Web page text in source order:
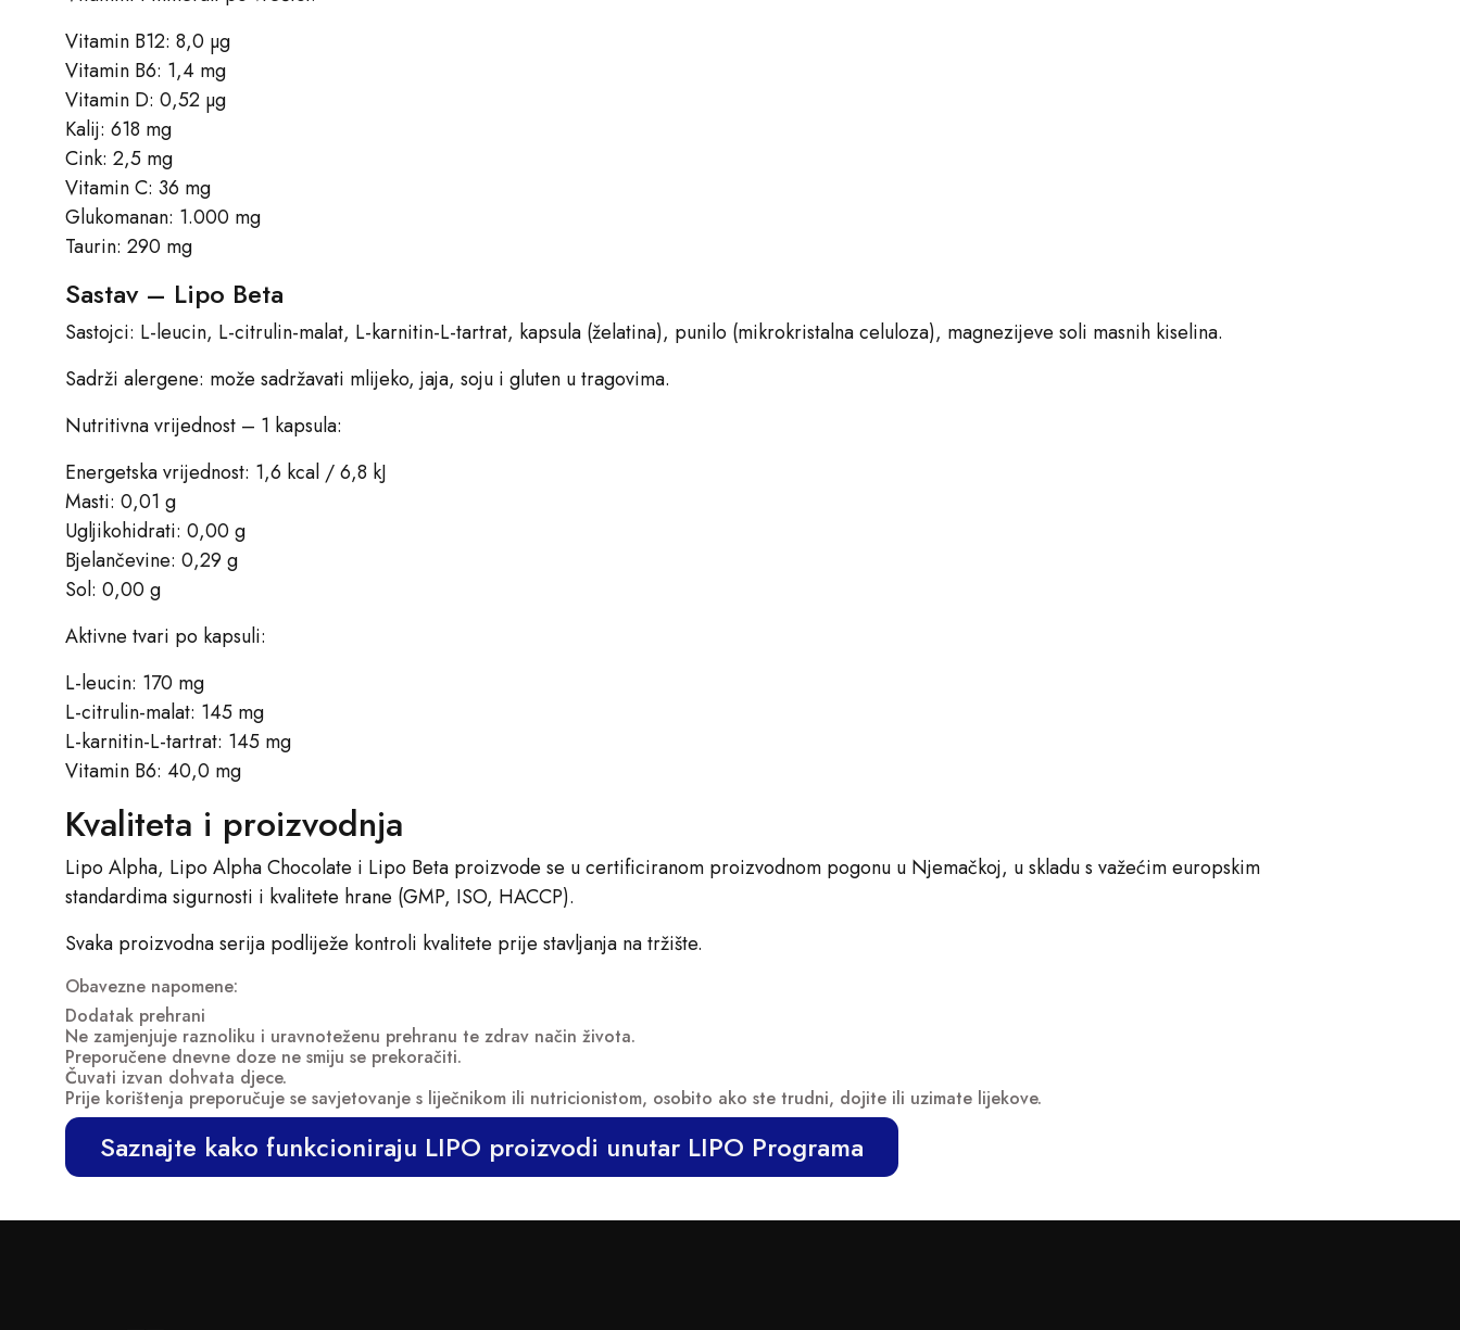
Vitamin B12: 8,0 µg
Vitamin B6: 1,4 mg
Vitamin D: 0,52 µg
Kalij: 618 mg
Cink: 2,5 mg
Vitamin C: 36 mg
Glukomanan: 1.000 mg
Taurin: 290 mg
Sastav – Lipo Beta
Sastojci: L-leucin, L-citrulin-malat, L-karnitin-L-tartrat, kapsula (želatina), punilo (mikrokristalna celuloza), magnezijeve soli masnih kiselina.
Sadrži alergene: može sadržavati mlijeko, jaja, soju i gluten u tragovima.
Nutritivna vrijednost – 1 kapsula:
Energetska vrijednost: 1,6 kcal / 6,8 kJ
Masti: 0,01 g
Ugljikohidrati: 0,00 g
Bjelančevine: 0,29 g
Sol: 0,00 g
Aktivne tvari po kapsuli:
L-leucin: 170 mg
L-citrulin-malat: 145 mg
L-karnitin-L-tartrat: 145 mg
Vitamin B6: 40,0 mg
Kvaliteta i proizvodnja
Lipo Alpha, Lipo Alpha Chocolate i Lipo Beta proizvode se u certificiranom proizvodnom pogonu u Njemačkoj, u skladu s važećim europskim
standardima sigurnosti i kvalitete hrane (GMP, ISO, HACCP).
Svaka proizvodna serija podliježe kontroli kvalitete prije stavljanja na tržište.
Obavezne napomene:
Dodatak prehrani
Ne zamjenjuje raznoliku i uravnoteženu prehranu te zdrav način života.
Preporučene dnevne doze ne smiju se prekoračiti.
Čuvati izvan dohvata djece.
Prije korištenja preporučuje se savjetovanje s liječnikom ili nutricionistom, osobito ako ste trudni, dojite ili uzimate lijekove.
Saznajte kako funkcioniraju LIPO proizvodi unutar LIPO Programa